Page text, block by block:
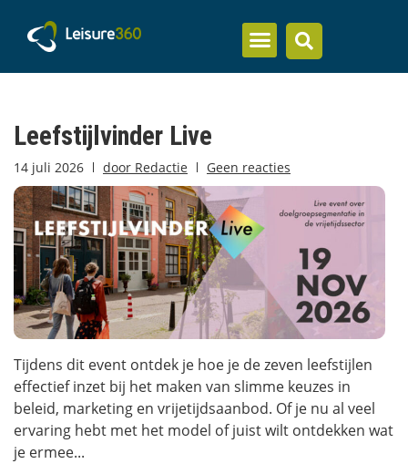
Leefstijlvinder Live
14 juli 2026 door Redactie Geen reacties
Tijdens dit event ontdek je hoe je de zeven leefstijlen
effectief inzet bij het maken van slimme keuzes in
beleid, marketing en vrijetijdsaanbod. Of je nu al veel
ervaring hebt met het model of juist wilt ontdekken wat
je ermee...